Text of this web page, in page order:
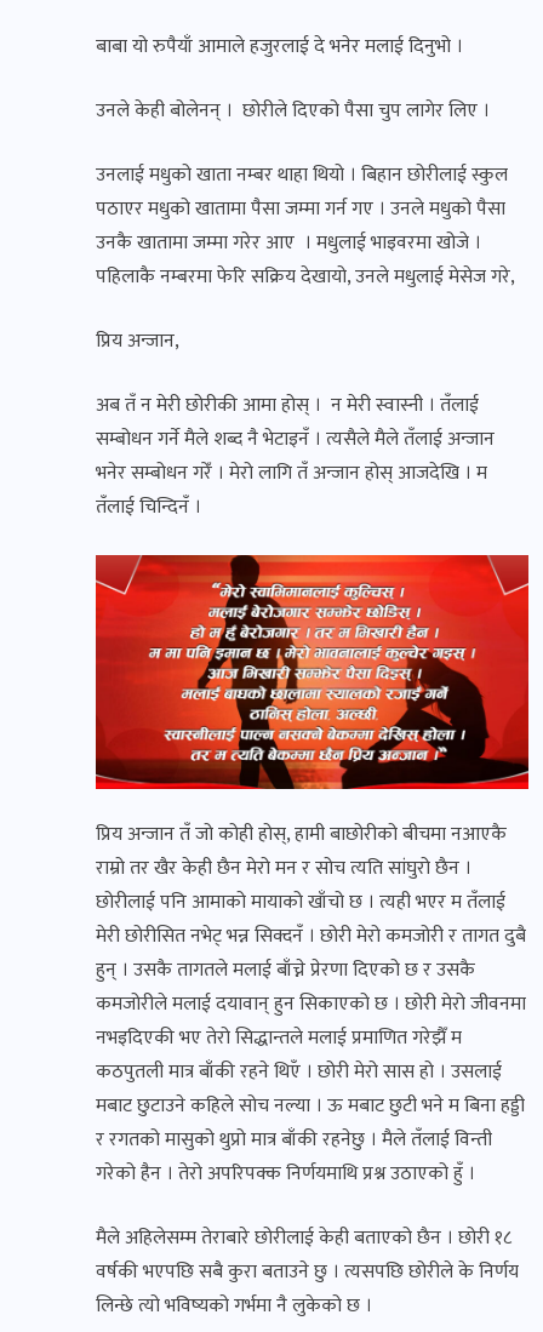
बाबा यो रुपैयाँ आमाले हजुरलाई दे भनेर मलाई दिनुभो ।
उनले केही बोलेनन् । छोरीले दिएको पैसा चुप लागेर लिए ।
उनलाई मधुको खाता नम्बर थाहा थियो । बिहान छोरीलाई स्कुल
पठाएर मधुको खातामा पैसा जम्मा गर्न गए । उनले मधुको पैसा
उनकै खातामा जम्मा गरेर आए । मधुलाई भाइवरमा खोजे ।
पहिलाकै नम्बरमा फेरि सक्रिय देखायो, उनले मधुलाई मेसेज गरे,
प्रिय अन्जान,
अब तँ न मेरी छोरीकी आमा होस् । न मेरी स्वास्नी । तँलाई
सम्बोधन गर्ने मैले शब्द नै भेटाइनँ । त्यसैले मैले तँलाई अन्जान
भनेर सम्बोधन गरेँ । मेरो लागि तँ अन्जान होस् आजदेखि । म
तँलाई चिन्दिनँ ।
प्रिय अन्जान तँ जो कोही होस्, हामी बाछोरीको बीचमा नआएकै
राम्रो तर खैर केही छैन मेरो मन र सोच त्यति सांघुरो छैन ।
छोरीलाई पनि आमाको मायाको खाँचो छ । त्यही भएर म तँलाई
मेरी छोरीसित नभेट् भन्न सिक्दनँ । छोरी मेरो कमजोरी र तागत दुबै
हुन् । उसकै तागतले मलाई बाँच्ने प्रेरणा दिएको छ र उसकै
कमजोरीले मलाई दयावान् हुन सिकाएको छ । छोरी मेरो जीवनमा
नभइदिएकी भए तेरो सिद्धान्तले मलाई प्रमाणित गरेझैँ म
कठपुतली मात्र बाँकी रहने थिएँ । छोरी मेरो सास हो । उसलाई
मबाट छुटाउने कहिले सोच नल्या । ऊ मबाट छुटी भने म बिना हड्डी
र रगतको मासुको थुप्रो मात्र बाँकी रहनेछु । मैले तँलाई विन्ती
गरेको हैन । तेरो अपरिपक्क निर्णयमाथि प्रश्न उठाएको हुँ ।
मैले अहिलेसम्म तेराबारे छोरीलाई केही बताएको छैन । छोरी १८
वर्षकी भएपछि सबै कुरा बताउने छु । त्यसपछि छोरीले के निर्णय
लिन्छे त्यो भविष्यको गर्भमा नै लुकेको छ ।